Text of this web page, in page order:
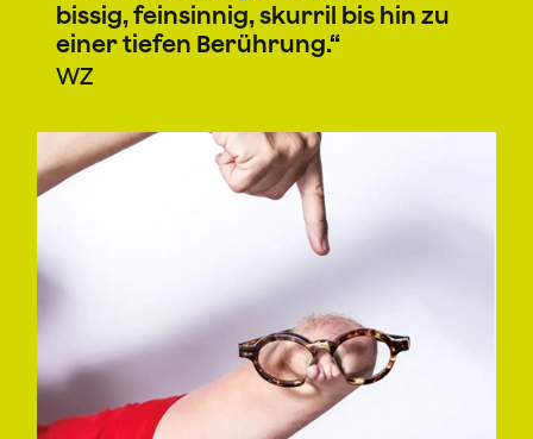
bissig, feinsinnig, skurril bis hin zu
einer tiefen Berührung.“
WZ